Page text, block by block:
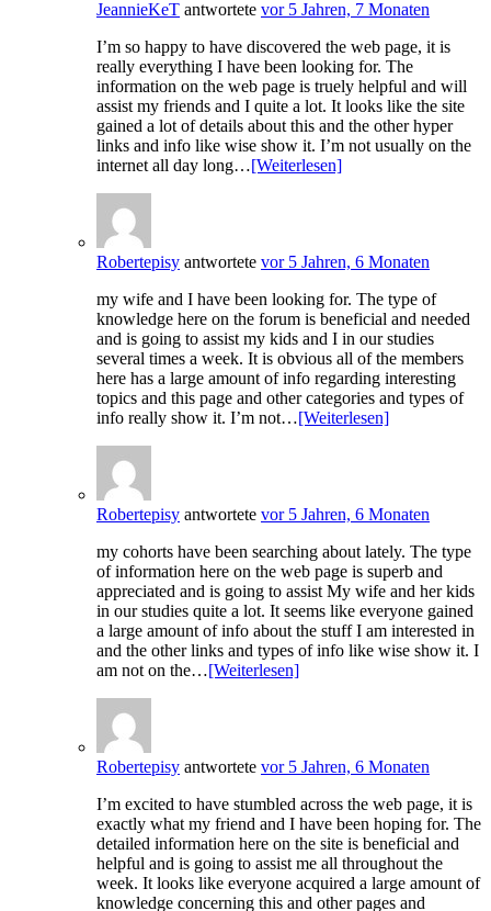
JeannieKeT antwortete vor 5 Jahren, 7 Monaten
I’m so happy to have discovered the web page, it is
really everything I have been looking for. The
information on the web page is truely helpful and will
assist my friends and I quite a lot. It looks like the site
gained a lot of details about this and the other hyper
links and info like wise show it. I’m not usually on the
internet all day long…[Weiterlesen]
Robertepisy antwortete vor 5 Jahren, 6 Monaten
my wife and I have been looking for. The type of
knowledge here on the forum is beneficial and needed
and is going to assist my kids and I in our studies
several times a week. It is obvious all of the members
here has a large amount of info regarding interesting
topics and this page and other categories and types of
info really show it. I’m not…[Weiterlesen]
Robertepisy antwortete vor 5 Jahren, 6 Monaten
my cohorts have been searching about lately. The type
of information here on the web page is superb and
appreciated and is going to assist My wife and her kids
in our studies quite a lot. It seems like everyone gained
a large amount of info about the stuff I am interested in
and the other links and types of info like wise show it. I
am not on the…[Weiterlesen]
Robertepisy antwortete vor 5 Jahren, 6 Monaten
I’m excited to have stumbled across the web page, it is
exactly what my friend and I have been hoping for. The
detailed information here on the site is beneficial and
helpful and is going to assist me all throughout the
week. It looks like everyone acquired a large amount of
knowledge concerning this and other pages and